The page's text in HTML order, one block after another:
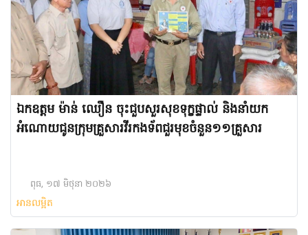
ឯកឧត្តម ម៉ាន់ ឈឿន ចុះជួបសួរសុខទុក្ខផ្ទាល់ និងនាំយក
អំណោយជូនក្រុមគ្រួសារវីរកងទ័ពជួរមុខចំនួន១១គ្រួសារ
ពុធ, ១៧ មិថុនា ២០២៦
អានលម្អិត